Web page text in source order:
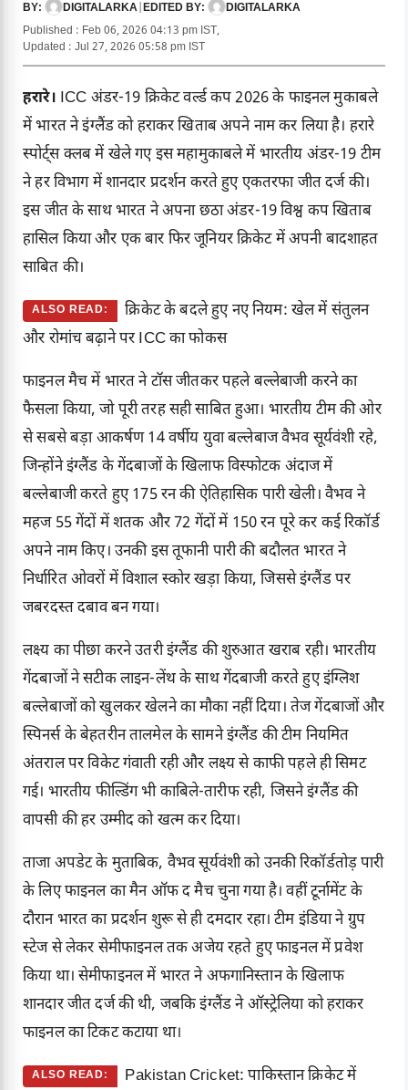
BY: DIGITALARKA EDITED BY:
DIGITALARKA
Published : Feb 06, 2026 04:13 pm IST,
Updated : Jul 27, 2026 05:58 pm IST
हरारे। ICC अंडर-19 क्रिकेट वर्ल्ड कप 2026 के फाइनल मुकाबले
में भारत ने इंग्लैंड को हराकर खिताब अपने नाम कर लिया है। हरारे
स्पोर्ट्स क्लब में खेले गए इस महामुकाबले में भारतीय अंडर-19 टीम
ने हर विभाग में शानदार प्रदर्शन करते हुए एकतरफा जीत दर्ज की।
इस जीत के साथ भारत ने अपना छठा अंडर-19 विश्व कप खिताब
हासिल किया और एक बार फिर जूनियर क्रिकेट में अपनी बादशाहत
साबित की।
ALSO READ:
क्रिकेट के बदले हुए नए नियम: खेल में संतुलन
और रोमांच बढ़ाने पर ICC का फोकस
फाइनल मैच में भारत ने टॉस जीतकर पहले बल्लेबाजी करने का
फैसला किया, जो पूरी तरह सही साबित हुआ। भारतीय टीम की ओर
से सबसे बड़ा आकर्षण 14 वर्षीय युवा बल्लेबाज वैभव सूर्यवंशी रहे,
जिन्होंने इंग्लैंड के गेंदबाजों के खिलाफ विस्फोटक अंदाज में
बल्लेबाजी करते हुए 175 रन की ऐतिहासिक पारी खेली। वैभव ने
महज 55 गेंदों में शतक और 72 गेंदों में 150 रन पूरे कर कई रिकॉर्ड
अपने नाम किए। उनकी इस तूफानी पारी की बदौलत भारत ने
निर्धारित ओवरों में विशाल स्कोर खड़ा किया, जिससे इंग्लैंड पर
जबरदस्त दबाव बन गया।
लक्ष्य का पीछा करने उतरी इंग्लैंड की शुरुआत खराब रही। भारतीय
गेंदबाजों ने सटीक लाइन-लेंथ के साथ गेंदबाजी करते हुए इंग्लिश
बल्लेबाजों को खुलकर खेलने का मौका नहीं दिया। तेज गेंदबाजों और
स्पिनर्स के बेहतरीन तालमेल के सामने इंग्लैंड की टीम नियमित
अंतराल पर विकेट गंवाती रही और लक्ष्य से काफी पहले ही सिमट
गई। भारतीय फील्डिंग भी काबिले-तारीफ रही, जिसने इंग्लैंड की
वापसी की हर उम्मीद को खत्म कर दिया।
ताजा अपडेट के मुताबिक, वैभव सूर्यवंशी को उनकी रिकॉर्डतोड़ पारी
के लिए फाइनल का मैन ऑफ द मैच चुना गया है। वहीं टूर्नामेंट के
दौरान भारत का प्रदर्शन शुरू से ही दमदार रहा। टीम इंडिया ने ग्रुप
स्टेज से लेकर सेमीफाइनल तक अजेय रहते हुए फाइनल में प्रवेश
किया था। सेमीफाइनल में भारत ने अफगानिस्तान के खिलाफ
शानदार जीत दर्ज की थी, जबकि इंग्लैंड ने ऑस्ट्रेलिया को हराकर
फाइनल का टिकट कटाया था।
ALSO READ:
Pakistan Cricket: पाकिस्तान क्रिकेट में